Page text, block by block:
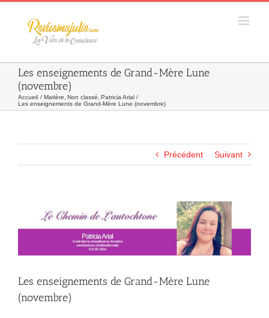
Skip
Les enseignements de Grand-Mère Lune
(novembre)
Accueil Matière Non classé Patricia Arial
Les enseignements de Grand-Mère Lune (novembre)
Précédent Suivant
l&apos;image
Les enseignements de Grand-Mère Lune
(novembre)